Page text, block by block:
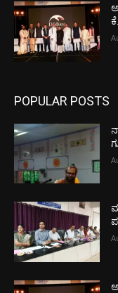
POPULAR POSTS